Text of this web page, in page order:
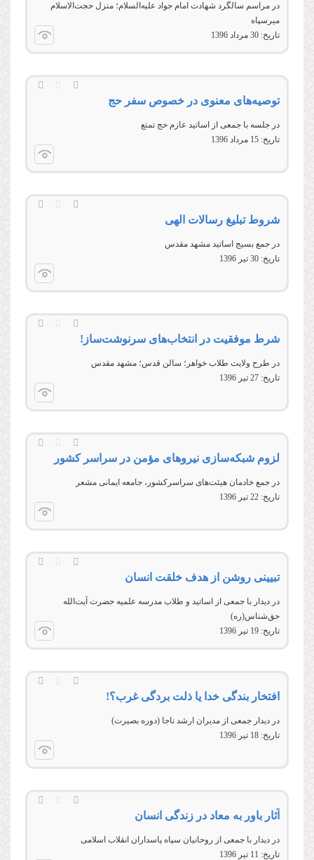
در مراسم سالگرد شهادت امام جواد علیه‌السلام؛ منزل حجت‌الاسلام
میرسپاه
تاریخ: 30 مرداد 1396
توصیه‌های معنوی در خصوص سفر حج
در جلسه با جمعی از اساتید عازم حج تمتع
تاریخ: 15 مرداد 1396
شروط تبليغ رسالات الهی
در جمع بسیج اساتید مشهد مقدس
تاریخ: 30 تير 1396
شرط موفقیت در انتخاب‌های سرنوشت‌ساز!
در طرح ولایت طلاب خواهر؛ سالن قدس؛ مشهد مقدس
تاریخ: 27 تير 1396
لزوم شبکه‌سازی نیروهای مؤمن در سراسر کشور
در جمع خادمان هیئت‌های سراسرکشور، جامعه ایمانی مشعر
تاریخ: 22 تير 1396
تبیینی روشن از هدف خلقت انسان
در دیدار با جمعی از اساتید و طلاب مدرسه علمیه حضرت آیت‌الله
حق‌شناس(ره)
تاریخ: 19 تير 1396
افتخار بندگی خدا یا ذلت بردگی غرب؟!
در دیدار جمعی از مدیران ارشد ناجا (دوره بصیرت)
تاریخ: 18 تير 1396
آثار باور به معاد در زندگی انسان
در دیدار با جمعی از روحانیان سپاه پاسداران انقلاب اسلامی
تاریخ: 11 تير 1396